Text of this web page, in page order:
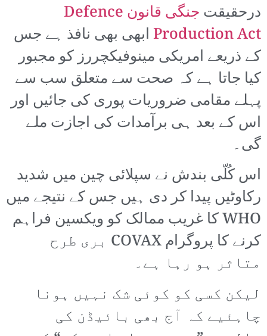
درحقیقت
جنگی قانون Defence
Production Actابھی بھی نافذ ہے جس
کے ذریعے امریکی مینوفیکچررز کو مجبور
کیا جاتا ہے کہ صحت سے متعلق سب سے
پہلے مقامی ضروریات پوری کی جائیں اور
اس کے بعد ہی برآمدات کی اجازت ملے
گی۔
اس کُلّی بندش نے سپلائی چین میں شدید
رکاوٹیں پیدا کر دی ہیں جس کے نتیجے میں
WHO کا غریب ممالک کو ویکسین فراہم
کرنے کا پروگرام COVAX بری طرح
متاثر ہو رہا ہے۔
لیکن کسی کو کوئی شک نہیں ہونا
چاہئیے کہ آج بھی بائیڈن کی